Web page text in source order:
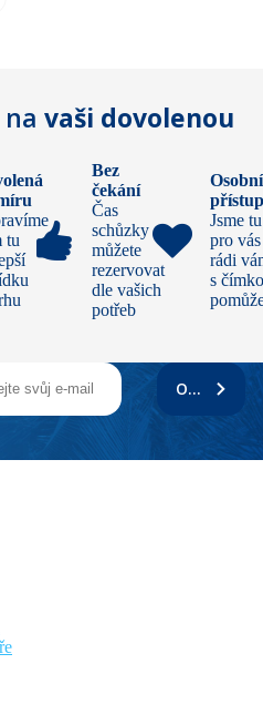
vaši dovolenou
tu
Bez
čekání
Čas
schůzky si
můžete
rezervovat
dle vašich
potřeb
Osobní
Jsme tu
pro
rádi
s
ODEBÍRAT